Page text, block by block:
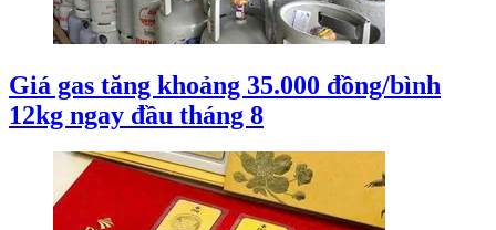
Giá gas tăng khoảng 35.000 đồng/bình
12kg ngay đầu tháng 8